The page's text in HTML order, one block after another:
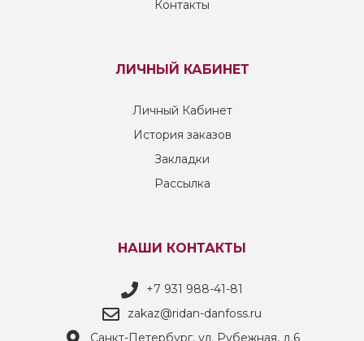
Контакты
ЛИЧНЫЙ КАБИНЕТ
Личный Кабинет
История заказов
Закладки
Рассылка
НАШИ КОНТАКТЫ
+7 931 988-41-81
zakaz@ridan-danfoss.ru
Санкт-Петербург, ул. Рубежная, д.6